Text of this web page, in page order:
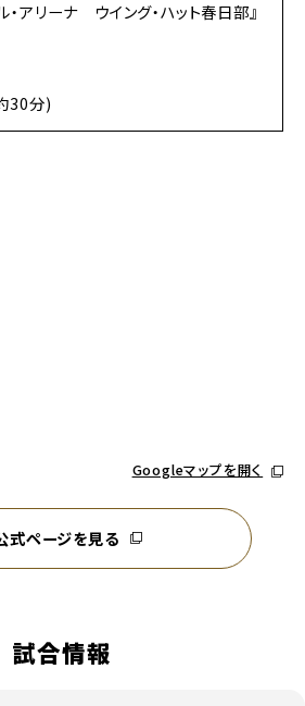
・アリーナ ウイング・ハット春日部』
30分)
Googleマップを開く 別ウ
式ページを見る別ウィンドウで開く
試合情報